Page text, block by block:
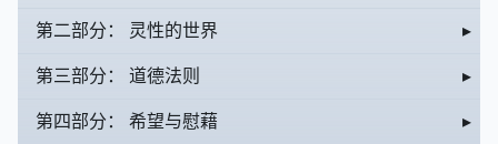
第二部分： 灵性的世界 ▸
第三部分： 道德法则 ▸
第四部分： 希望与慰藉 ▸